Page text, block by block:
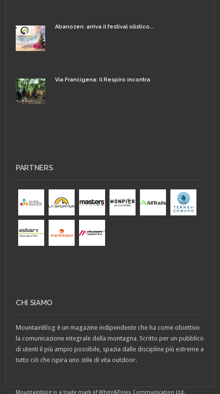
Abanozen: arriva il festival olistico...
Via Francigena: il Respiro incontra
PARTNERS
CHI SIAMO
MountainBlog è un magazine indipendente che ha come obiettivo
la comunicazione integrale della montagna. Scritto per un pubblico
di utenti il più ampio possibile, spazia dalle discipline più estreme a
tutto ciò che ispira uno stile di vita outdoor.
Mountainblog is a trade mark of White&Poles Communication Ltd.